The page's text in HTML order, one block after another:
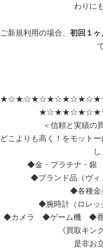
わりに
ご新規利用の場合、 初回１
＜信頼と実績の
どこよりも高く！をモット
◆金・プラチナ・
◆ブランド品（ヴィ
◆各種
◆腕時計（ロレッ
◆カメラ ◆ゲーム機 ◆香
《買取キン
是非お立